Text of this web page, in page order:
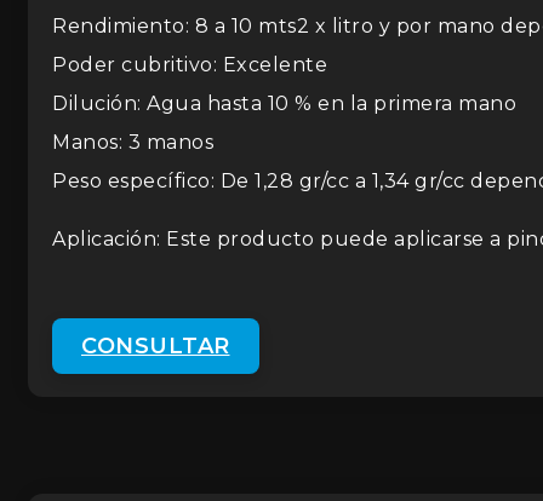
Rendimiento: 8 a 10 mts2 x litro y por mano
Poder cubritivo: Excelente
Dilución: Agua hasta 10 % en la primera mano
Manos: 3 manos
Peso específico: De 1,28 gr/cc a 1,34 gr/cc
Aplicación: Este producto puede aplicarse a
CONSULTAR